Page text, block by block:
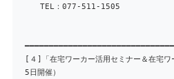
TEL：077-511-1505
[４]「在宅ワーカー活用セミナー＆在
5日開催）